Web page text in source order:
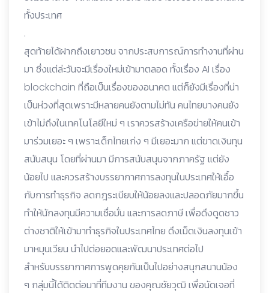
ทั้งประเทศ
.
สุดท้ายได้ฝากถึงเยาวชน จากประสบการณ์การทำงานที่ผ่าน
มา ซึ่งแต่ล่ะวันจะมีเรื่องใหม่เข้ามาตลอด ทั้งเรื่อง AI เรื่อง
blockchain ที่ถือเป็นเรื่องของอนาคต แต่ก็ยังมีเรื่องที่น่า
เป็นห่วงที่สุดเพราะมีหลายคนยังตามไม่ทัน คนไทยบางคนยัง
เข้าไม่ถึงในเทคโนโลยีใหม่ ๆ เราควรสร้างเครือข่ายให้คนเข้า
มาร่วมเยอะ ๆ เพราะเด็กไทยเก่ง ๆ มีเยอะมาก แต่ขาดเงินทุน
สนับสนุน โดยที่ผ่านมา มีการสนับสนุนจากภาครัฐ แต่ยัง
น้อยไป และควรสร้างบรรยากาศการลงทุนในประเทศให้เอื้อ
กับการทำธุรกิจ ลดกฎระเบียบให้น้อยลงและปลอดภัยมากขึ้น
ทำให้นักลงทุนมีความเชื่อมั่น และการลดภาษี เพื่อดึงดูดชาว
ต่างชาติให้เข้ามาทำธุรกิจในประเทศไทย ดึงเม็ดเงินลงทุนเข้า
มาหมุนเวียน นำไปต่อยอดและพัฒนาประเทศต่อไป
สำหรับบรรยากาศการพูดคุยกันเป็นไปอย่างสนุกสนานน้อง
ๆ กลุ่มนี้ได้ติดต่อมาที่ทีมงาน ของคุณชัยวุฒิ เพื่อนัดเจอที่